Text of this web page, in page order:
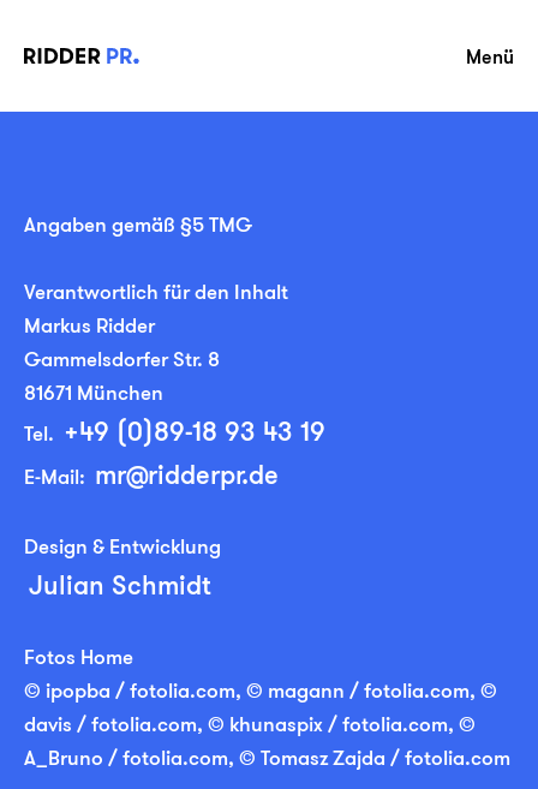
Menü
Angaben gemäß §5 TMG
Verantwortlich für den Inhalt
Markus Ridder
Gammelsdorfer Str. 8
81671 München
Tel. +49 (0)89-18 93 43 19
E-Mail: mr@ridderpr.de
Design & Entwicklung
Julian Schmidt
Fotos Home
© ipopba / fotolia.com, © magann / fotolia.com, ©
davis / fotolia.com, © khunaspix / fotolia.com, ©
A_Bruno / fotolia.com, © Tomasz Zajda / fotolia.com